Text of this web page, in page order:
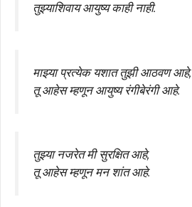
तुझ्याशिवाय आयुष्य काही नाही.
माझ्या प्रत्येक यशात तुझी आठवण आहे,
तू आहेस म्हणून आयुष्य रंगीबेरंगी आहे.
तुझ्या नजरेत मी सुरक्षित आहे,
तू आहेस म्हणून मन शांत आहे.